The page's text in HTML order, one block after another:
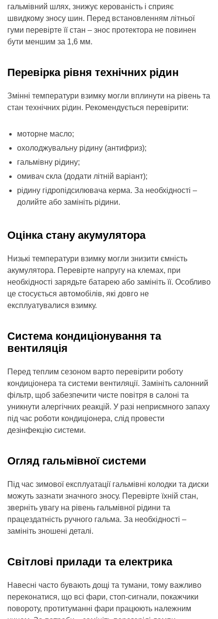
гальмівний шлях, знижує керованість і сприяє
швидкому зносу шин. Перед встановленням літньої
гуми перевірте її стан – знос протектора не повинен
бути меншим за 1,6 мм.
Перевірка рівня технічних рідин
Змінні температури взимку могли вплинути на рівень та
стан технічних рідин. Рекомендується перевірити:
моторне масло;
охолоджувальну рідину (антифриз);
гальмівну рідину;
омивач скла (додати літній варіант);
рідину гідропідсилювача керма. За необхідності –
долийте або замініть рідини.
Оцінка стану акумулятора
Низькі температури взимку могли знизити ємність
акумулятора. Перевірте напругу на клемах, при
необхідності зарядьте батарею або замініть її. Особливо
це стосується автомобілів, які довго не
експлуатувалися взимку.
Система кондиціонування та
вентиляція
Перед теплим сезоном варто перевірити роботу
кондиціонера та системи вентиляції. Замініть салонний
фільтр, щоб забезпечити чисте повітря в салоні та
уникнути алергічних реакцій. У разі неприємного запаху
під час роботи кондиціонера, слід провести
дезінфекцію системи.
Огляд гальмівної системи
Під час зимової експлуатації гальмівні колодки та диски
можуть зазнати значного зносу. Перевірте їхній стан,
зверніть увагу на рівень гальмівної рідини та
працездатність ручного гальма. За необхідності –
замініть зношені деталі.
Світлові прилади та електрика
Навесні часто бувають дощі та тумани, тому важливо
переконатися, що всі фари, стоп-сигнали, покажчики
повороту, протитуманні фари працюють належним